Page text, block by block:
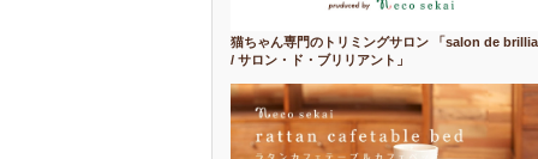
猫ちゃん専門のトリミングサロン 「salon de
/ サロン・ド・ブリリアント」